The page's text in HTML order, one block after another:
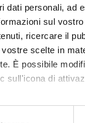
dati personali, ad
sul
ricercare il
scelte in
È possibile
sull'icona di